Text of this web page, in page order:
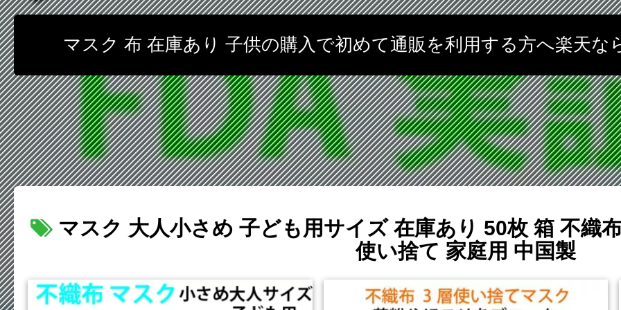
マスク 布 在庫あり 子供の購入で初めて通販を利用する方へ楽天
マスク 大人小さめ 子ども用サイズ 在庫あり 50枚 箱 不織
使い捨て 家庭用 中国製